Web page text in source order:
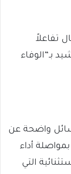
تفاعلاً
بـ”الوفاء
واضحة عن
أداء
التي